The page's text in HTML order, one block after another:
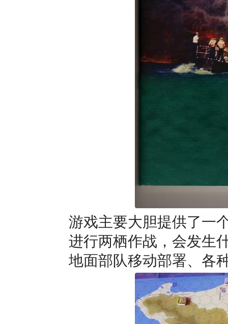
游戏主要大胆提供了一
进行两栖作战，会发生
地面部队移动部署、各